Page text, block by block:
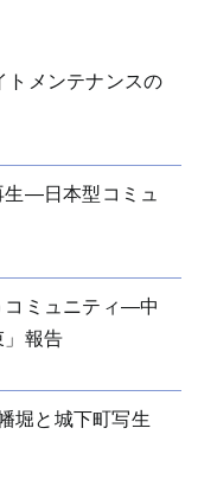
トメンテナンスの
生―日本型コミュ
コミュニティ―中
」報告
堀と城下町写生